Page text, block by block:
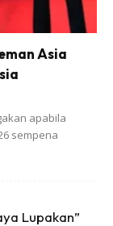
Asia
apabila
sempena
Lupakan”